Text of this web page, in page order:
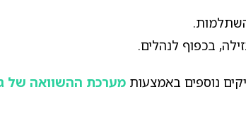
נוספים באמצעות מערכת ההשוואה של